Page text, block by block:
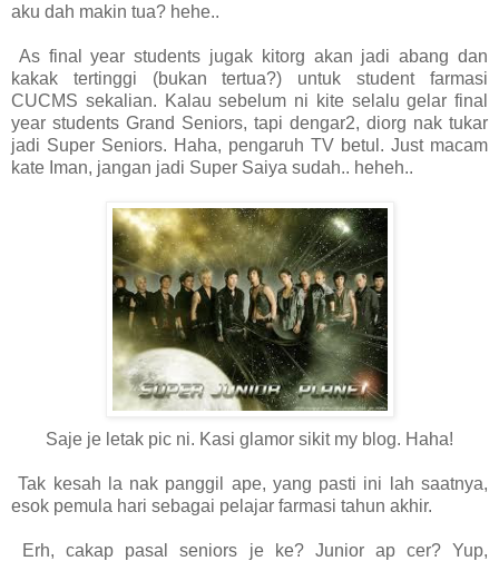
aku dah makin tua? hehe..
As final year students jugak kitorg akan jadi abang dan
kakak tertinggi (bukan tertua?) untuk student farmasi
CUCMS sekalian. Kalau sebelum ni kite selalu gelar final
year students Grand Seniors, tapi dengar2, diorg nak tukar
jadi Super Seniors. Haha, pengaruh TV betul. Just macam
kate Iman, jangan jadi Super Saiya sudah.. heheh..
Saje je letak pic ni. Kasi glamor sikit my blog. Haha!
Tak kesah la nak panggil ape, yang pasti ini lah saatnya,
esok pemula hari sebagai pelajar farmasi tahun akhir.
Erh, cakap pasal seniors je ke? Junior ap cer? Yup,